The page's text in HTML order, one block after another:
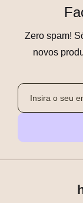
Zero spam!
novos